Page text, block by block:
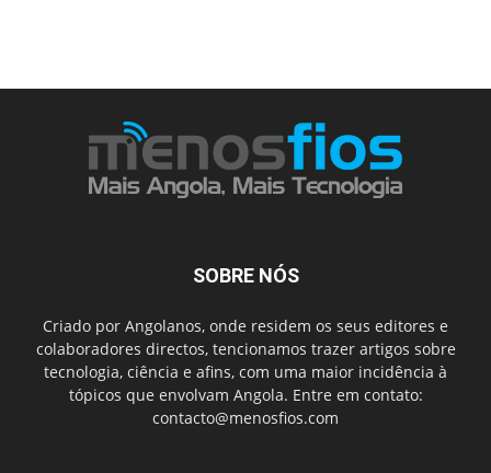
SOBRE NÓS
Criado por Angolanos, onde residem os seus editores e
colaboradores directos, tencionamos trazer artigos sobre
tecnologia, ciência e afins, com uma maior incidência à
tópicos que envolvam Angola. Entre em contato:
contacto@menosfios.com